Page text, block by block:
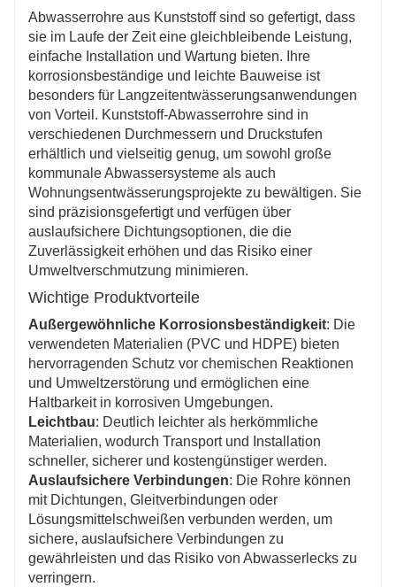
Abwasserrohre aus Kunststoff sind so gefertigt, dass
sie im Laufe der Zeit eine gleichbleibende Leistung,
einfache Installation und Wartung bieten. Ihre
korrosionsbeständige und leichte Bauweise ist
besonders für Langzeitentwässerungsanwendungen
von Vorteil. Kunststoff-Abwasserrohre sind in
verschiedenen Durchmessern und Druckstufen
erhältlich und vielseitig genug, um sowohl große
kommunale Abwassersysteme als auch
Wohnungsentwässerungsprojekte zu bewältigen. Sie
sind präzisionsgefertigt und verfügen über
auslaufsichere Dichtungsoptionen, die die
Zuverlässigkeit erhöhen und das Risiko einer
Umweltverschmutzung minimieren.
Wichtige Produktvorteile
Außergewöhnliche Korrosionsbeständigkeit: Die
verwendeten Materialien (PVC und HDPE) bieten
hervorragenden Schutz vor chemischen Reaktionen
und Umweltzerstörung und ermöglichen eine
Haltbarkeit in korrosiven Umgebungen.
Leichtbau: Deutlich leichter als herkömmliche
Materialien, wodurch Transport und Installation
schneller, sicherer und kostengünstiger werden.
Auslaufsichere Verbindungen: Die Rohre können
mit Dichtungen, Gleitverbindungen oder
Lösungsmittelschweißen verbunden werden, um
sichere, auslaufsichere Verbindungen zu
gewährleisten und das Risiko von Abwasserlecks zu
verringern.